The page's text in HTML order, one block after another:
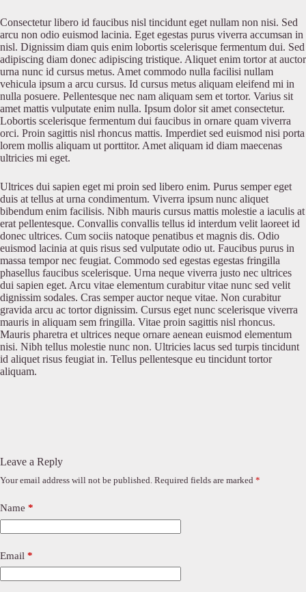
Consectetur libero id faucibus nisl tincidunt eget nullam non nisi. Sed
arcu non odio euismod lacinia. Eget egestas purus viverra accumsan in
nisl. Dignissim diam quis enim lobortis scelerisque fermentum dui. Sed
adipiscing diam donec adipiscing tristique. Aliquet enim tortor at auctor
urna nunc id cursus metus. Amet commodo nulla facilisi nullam
vehicula ipsum a arcu cursus. Id cursus metus aliquam eleifend mi in
nulla posuere. Pellentesque nec nam aliquam sem et tortor. Varius sit
amet mattis vulputate enim nulla. Ipsum dolor sit amet consectetur.
Lobortis scelerisque fermentum dui faucibus in ornare quam viverra
orci. Proin sagittis nisl rhoncus mattis. Imperdiet sed euismod nisi porta
lorem mollis aliquam ut porttitor. Amet aliquam id diam maecenas
ultricies mi eget.
Ultrices dui sapien eget mi proin sed libero enim. Purus semper eget
duis at tellus at urna condimentum. Viverra ipsum nunc aliquet
bibendum enim facilisis. Nibh mauris cursus mattis molestie a iaculis at
erat pellentesque. Convallis convallis tellus id interdum velit laoreet id
donec ultrices. Cum sociis natoque penatibus et magnis dis. Odio
euismod lacinia at quis risus sed vulputate odio ut. Faucibus purus in
massa tempor nec feugiat. Commodo sed egestas egestas fringilla
phasellus faucibus scelerisque. Urna neque viverra justo nec ultrices
dui sapien eget. Arcu vitae elementum curabitur vitae nunc sed velit
dignissim sodales. Cras semper auctor neque vitae. Non curabitur
gravida arcu ac tortor dignissim. Cursus eget nunc scelerisque viverra
mauris in aliquam sem fringilla. Vitae proin sagittis nisl rhoncus.
Mauris pharetra et ultrices neque ornare aenean euismod elementum
nisi. Nibh tellus molestie nunc non. Ultricies lacus sed turpis tincidunt
id aliquet risus feugiat in. Tellus pellentesque eu tincidunt tortor
aliquam.
Leave a Reply
Your email address will not be published. Required fields are marked *
Name *
Email *